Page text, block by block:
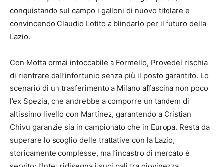
conquistando sul campo i galloni di nuovo titolare e
convincendo Claudio Lotito a blindarlo per il futuro della
Lazio.
Con Motta ormai intoccabile a Formello, Provedel rischia
di rientrare dall’infortunio senza più il posto garantito. Lo
scenario di un trasferimento a Milano affascina non poco
l’ex Spezia, che andrebbe a comporre un tandem di
altissimo livello con Martínez, garantendo a Cristian
Chivu garanzie sia in campionato che in Europa. Resta da
superare lo scoglio delle trattative con la Lazio,
storicamente complesse, ma l’incastro di mercato è